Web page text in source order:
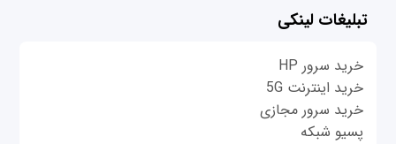
تبلیغات لینکی
خرید سرور HP
خرید اینترنت 5G
خرید سرور مجازی
پسیو شبکه